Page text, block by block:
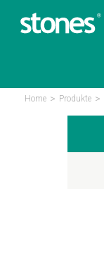
Home > Produkte >